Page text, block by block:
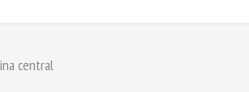
central